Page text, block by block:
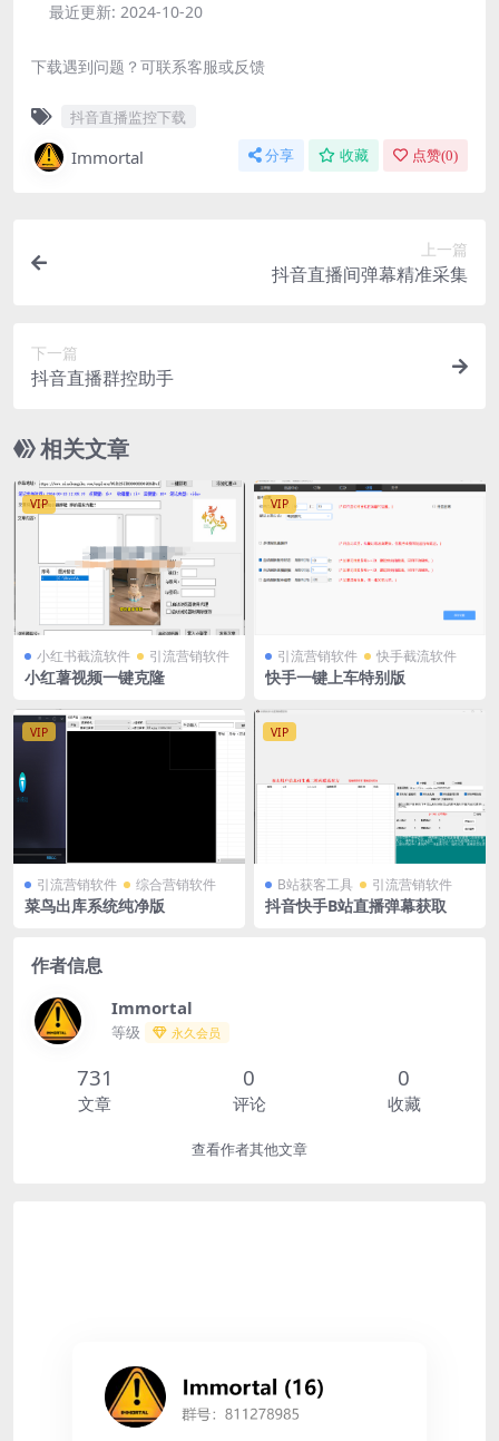
最近更新: 2024-10-20
下载遇到问题？可联系客服或反馈
抖音直播监控下载
Immortal 分享 收藏 点赞(0)
上一篇
抖音直播间弹幕精准采集
下一篇
抖音直播群控助手
相关文章
VIP
小红书截流软件 引流营销软件
小红薯视频一键克隆
VIP
引流营销软件 快手截流软件
快手一键上车特别版
VIP
引流营销软件 综合营销软件
菜鸟出库系统纯净版
VIP
B站获客工具 引流营销软件
抖音快手B站直播弹幕获取
作者信息
Immortal
等级 永久会员
731
文章
0
评论
0
收藏
查看作者其他文章